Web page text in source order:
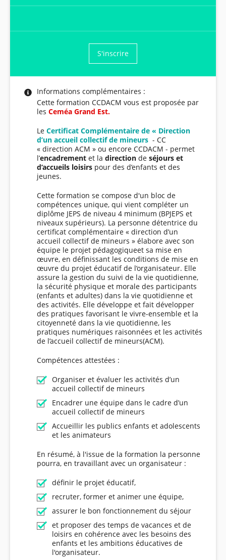
S'inscrire
Informations complémentaires :
Cette formation CCDACM vous est proposée par
les Ceméa Grand Est.
Le Certificat Complémentaire de « Direction
d’un accueil collectif de mineurs - CC
« direction ACM » ou encore CCDACM - permet
l’encadrementet la directionde séjours et
d’accueils loisirspour des d’enfants et des
jeunes.
Cette formation se compose d'un bloc de
compétences unique, qui vient compléter un
diplôme JEPS de niveau 4 minimum (BPJEPS et
niveaux supérieurs). La personne détentrice du
certificat complémentaire « direction d’un
accueil collectif de mineurs » élabore avec son
équipe le projet pédagogiqueet sa mise en
œuvre, en définissant les conditions de mise en
œuvre du projet éducatif de l’organisateur. Elle
assure la gestion du suivi de la vie quotidienne,
la sécurité physique et morale des participants
(enfants et adultes) dans la vie quotidienne et
des activités. Elle développe et fait développer
des pratiques favorisant le vivre-ensemble et la
citoyenneté dans la vie quotidienne, les
pratiques numériques raisonnées et les activités
de l’accueil collectif de mineurs(ACM).
Compétences attestées :
Organiser et évaluer les activités d’un
accueil collectif de mineurs
Encadrer une équipe dans le cadre d’un
accueil collectif de mineurs
Accueillir les publics enfants et adolescents
et les animateurs
En résumé, à l'issue de la formation la personne
pourra, en travaillant avec un organisateur :
définir le projet éducatif,
recruter, former et animer une équipe,
assurer le bon fonctionnement du séjour
et proposer des temps de vacances et de
loisirs en cohérence avec les besoins des
enfants et les ambitions éducatives de
l'organisateur.